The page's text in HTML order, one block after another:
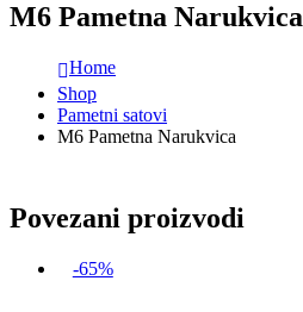
M6 Pametna Narukvica
Home
Shop
Pametni satovi
M6 Pametna Narukvica
Povezani proizvodi
-65%